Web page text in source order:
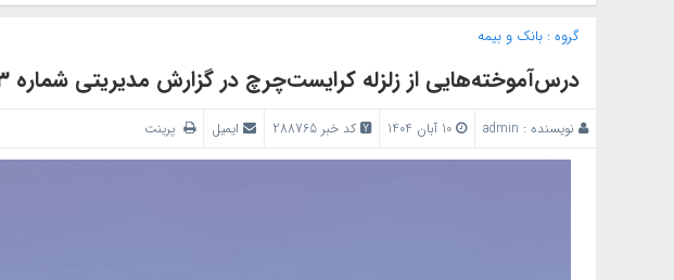
گروه :بانک‌ و بیمه
درس‌آموخته‌هایی از زلزله کرایست‌چرچ در گزارش مدیریتی شماره ۱۳ پژوهشکده بیمه
نویسنده : admin کد خبر 288765 ایمیل پرینت